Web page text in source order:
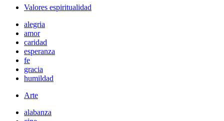
Valores espiritualidad
alegria
amor
caridad
esperanza
fe
gracia
humildad
Arte
alabanza